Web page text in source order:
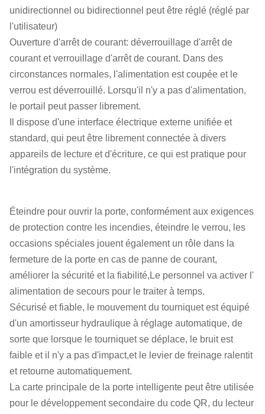
unidirectionnel ou bidirectionnel peut être réglé (réglé par
l'utilisateur)
Ouverture d'arrêt de courant: déverrouillage d'arrêt de
courant et verrouillage d'arrêt de courant. Dans des
circonstances normales, l'alimentation est coupée et le
verrou est déverrouillé. Lorsqu'il n'y a pas d'alimentation,
le portail peut passer librement.
Il dispose d'une interface électrique externe unifiée et
standard, qui peut être librement connectée à divers
appareils de lecture et d'écriture, ce qui est pratique pour
l'intégration du système.
Éteindre pour ouvrir la porte, conformément aux exigences
de protection contre les incendies, éteindre le verrou, les
occasions spéciales jouent également un rôle dans la
fermeture de la porte en cas de panne de courant,
améliorer la sécurité et la fiabilité,Le personnel va activer l'
alimentation de secours pour le traiter à temps.
Sécurisé et fiable, le mouvement du tourniquet est équipé
d'un amortisseur hydraulique à réglage automatique, de
sorte que lorsque le tourniquet se déplace, le bruit est
faible et il n'y a pas d'impact,et le levier de freinage ralentit
et retourne automatiquement.
La carte principale de la porte intelligente peut être utilisée
pour le développement secondaire du code QR, du lecteur